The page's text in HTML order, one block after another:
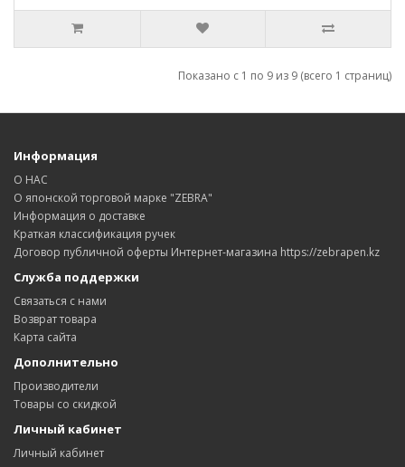
Показано с 1 по 9 из 9 (всего 1 страниц)
Информация
О НАС
О японской торговой марке "ZEBRA"
Информация о доставке
Краткая классификация ручек
Договор публичной оферты Интернет-магазина https://zebrapen.kz
Служба поддержки
Связаться с нами
Возврат товара
Карта сайта
Дополнительно
Производители
Товары со скидкой
Личный кабинет
Личный кабинет